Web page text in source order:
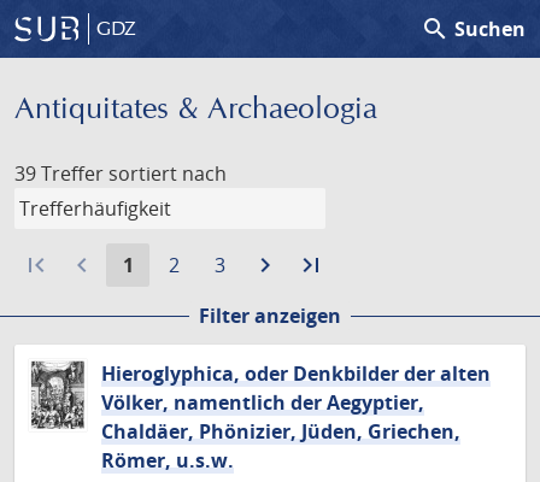
GDZ search Suchen
Antiquitates & Archaeologia
39 Treffer sortiert nach
first_page navigate_before
Aktuelle
1
Gehe
Seite
2
Gehe
Seite
3 navigate_next
Zur
Seite
last_page
Seite
Filter anzeigen
Hieroglyphica, oder Denkbilder der alten
Völker, namentlich der Aegyptier,
Chaldäer, Phönizier, Jüden, Griechen,
Römer, u.s.w.